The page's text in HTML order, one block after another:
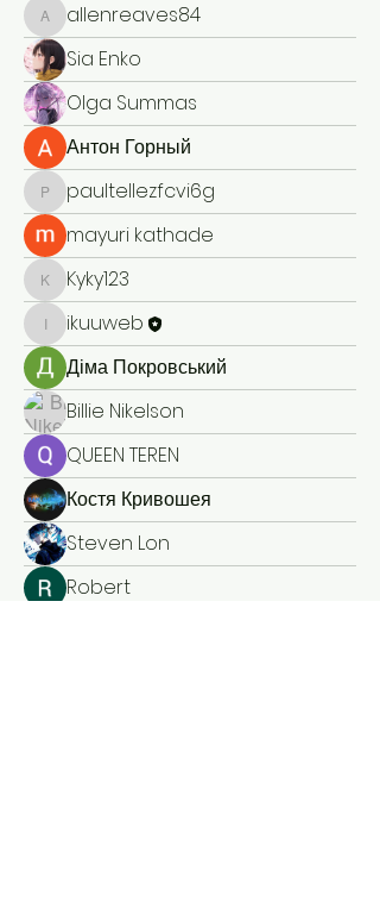
allenreaves84
allenreaves84
Sia Enko
Olga Summas
Антон Горный
paultellezfcvi6g
paultellezfcvi6g
mayuri kathade
Kyky123Kyky123
ikuuweb
ikuuweb
Діма Покровський
Billie Nikelson
QUEEN TEREN
Костя Кривошея
Steven Lon
Robert